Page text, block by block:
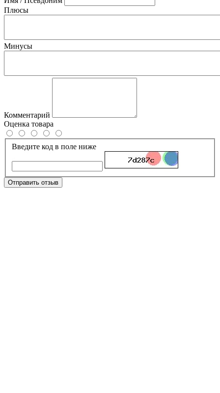
Плюсы
Минусы
Комментарий
Оценка товара
Введите код в поле ниже
Отправить отзыв